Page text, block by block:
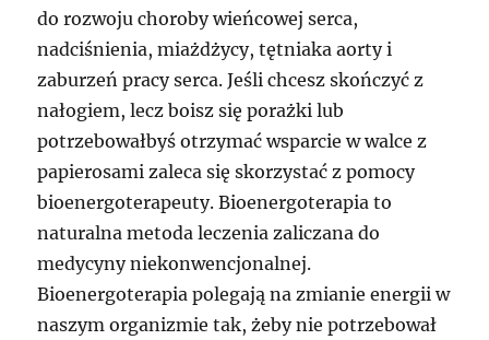
do rozwoju choroby wieńcowej serca,
nadciśnienia, miażdżycy, tętniaka aorty i
zaburzeń pracy serca. Jeśli chcesz skończyć z
nałogiem, lecz boisz się porażki lub
potrzebowałbyś otrzymać wsparcie w walce z
papierosami zaleca się skorzystać z pomocy
bioenergoterapeuty. Bioenergoterapia to
naturalna metoda leczenia zaliczana do
medycyny niekonwencjonalnej.
Bioenergoterapia polegają na zmianie energii w
naszym organizmie tak, żeby nie potrzebował